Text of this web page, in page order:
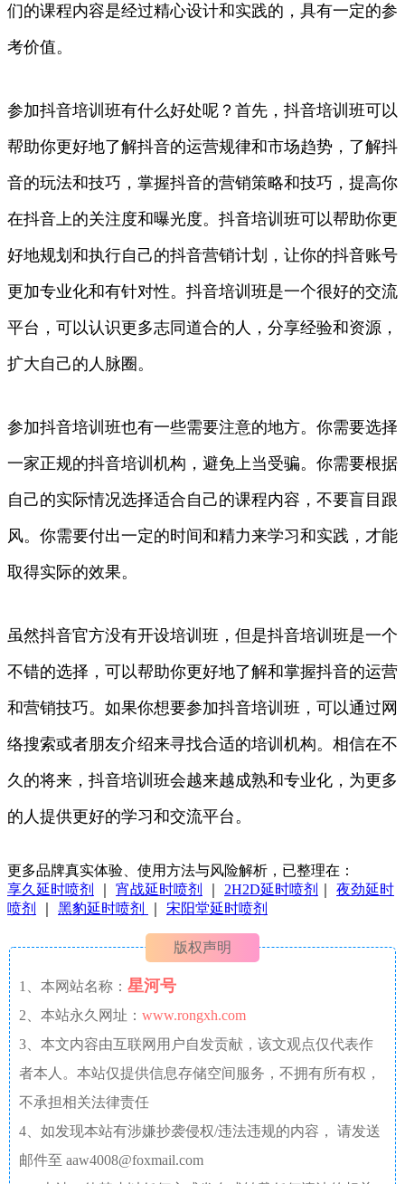
们的课程内容是经过精心设计和实践的，具有一定的参
考价值。
参加抖音培训班有什么好处呢？首先，抖音培训班可以
帮助你更好地了解抖音的运营规律和市场趋势，了解抖
音的玩法和技巧，掌握抖音的营销策略和技巧，提高你
在抖音上的关注度和曝光度。抖音培训班可以帮助你更
好地规划和执行自己的抖音营销计划，让你的抖音账号
更加专业化和有针对性。抖音培训班是一个很好的交流
平台，可以认识更多志同道合的人，分享经验和资源，
扩大自己的人脉圈。
参加抖音培训班也有一些需要注意的地方。你需要选择
一家正规的抖音培训机构，避免上当受骗。你需要根据
自己的实际情况选择适合自己的课程内容，不要盲目跟
风。你需要付出一定的时间和精力来学习和实践，才能
取得实际的效果。
虽然抖音官方没有开设培训班，但是抖音培训班是一个
不错的选择，可以帮助你更好地了解和掌握抖音的运营
和营销技巧。如果你想要参加抖音培训班，可以通过网
络搜索或者朋友介绍来寻找合适的培训机构。相信在不
久的将来，抖音培训班会越来越成熟和专业化，为更多
的人提供更好的学习和交流平台。
更多品牌真实体验、使用方法与风险解析，已整理在：
享久延时喷剂
宵战延时喷剂 2H2D延时喷剂
夜劲延时
喷剂
黑豹延时喷剂 宋阳堂延时喷剂
版权声明
1、本网站名称： 星河号
2、本站永久网址： www.rongxh.com
3、本文内容由互联网用户自发贡献，该文观点仅代表作
者本人。本站仅提供信息存储空间服务，不拥有所有权，
不承担相关法律责任
4、如发现本站有涉嫌抄袭侵权/违法违规的内容， 请发送
邮件至 aaw4008@foxmail.com